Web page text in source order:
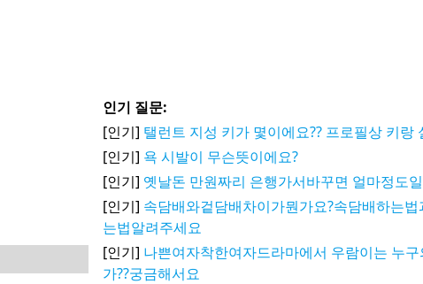
인기 질문:
[인기] 탤런트 지성 키가 몇이에요?? 프로필상 키랑
[인기] 욕 시발이 무슨뜻이에요?
[인기] 옛날돈 만원짜리 은행가서바꾸면 얼마정도
[인기] 속담배와겉담배차이가뭔가요?속담배하는
는법알려주세요
[인기] 나쁜여자착한여자드라마에서 우람이는 누구
가??궁금해서요